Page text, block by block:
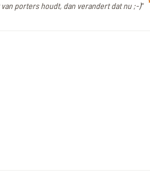
porters houdt, dan verandert dat nu ;-)"